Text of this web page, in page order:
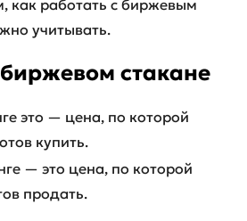
как работать с биржевым
учитывать.
стакане
это — цена, по которой
купить.
— это цена, по которой
продать.